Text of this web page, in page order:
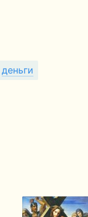
деньги